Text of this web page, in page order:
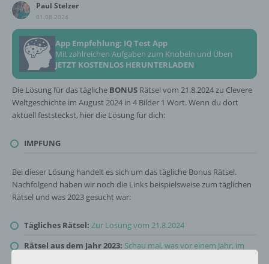
Paul Stelzer
01.08.2024
App Empfehlung: IQ Test App
Mit zahlreichen Aufgaben zum Knobeln und Üben
JETZT KOSTENLOS HERUNTERLADEN
Die Lösung für das tägliche BONUS Rätsel vom 21.8.2024 zu Clevere
Weltgeschichte im August 2024 in 4 Bilder 1 Wort. Wenn du dort
aktuell feststeckst, hier die Lösung für dich:
IMPFUNG
Bei dieser Lösung handelt es sich um das tägliche Bonus Rätsel.
Nachfolgend haben wir noch die Links beispielsweise zum täglichen
Rätsel und was 2023 gesucht war:
Tägliches Rätsel: Zur Lösung vom 21.8.2024
Rätsel aus dem Jahr 2023: Schau mal, was vor einem Jahr, im